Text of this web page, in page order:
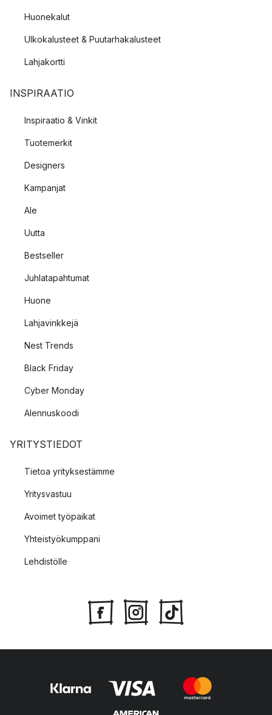
Huonekalut
Ulkokalusteet & Puutarhakalusteet
Lahjakortti
INSPIRAATIO
Inspiraatio & Vinkit
Tuotemerkit
Designers
Kampanjat
Ale
Uutta
Bestseller
Juhlatapahtumat
Huone
Lahjavinkkejä
Nest Trends
Black Friday
Cyber Monday
Alennuskoodi
YRITYSTIEDOT
Tietoa yrityksestämme
Yritysvastuu
Avoimet työpaikat
Yhteistyökumppani
Lehdistölle